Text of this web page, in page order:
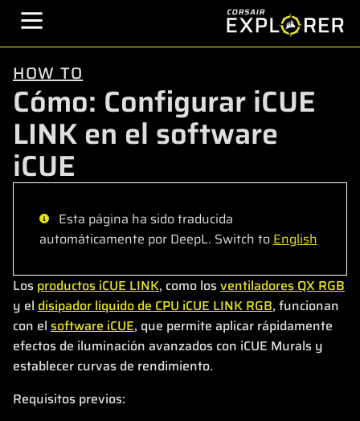
HOW TO
Cómo: Configurar iCUE
LINK en el software
iCUE
Esta página ha sido traducida
automáticamente por DeepL. Switch toEnglish
Los productos iCUE LINK, como losventiladores QX RGB
y el disipador líquido de CPU iCUE LINK RGB, funcionan
con el software iCUE, que permite aplicar rápidamente
efectos de iluminación avanzados con iCUE Murals y
establecer curvas de rendimiento.
Requisitos previos: